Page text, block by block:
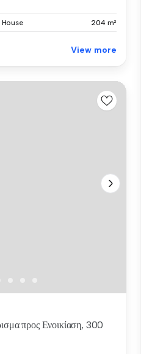
House 204 m²
View more
προς Ενοικίαση, 300